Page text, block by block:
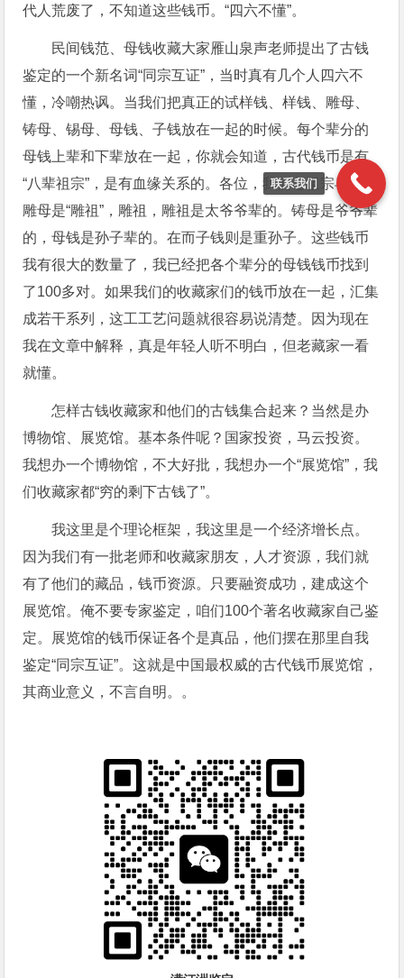
代人荒废了，不知道这些钱币。“四六不懂”。
民间钱范、母钱收藏大家雁山泉声老师提出了古钱
鉴定的一个新名词“同宗互证”，当时真有几个人四六不
懂，冷嘲热讽。当我们把真正的试样钱、样钱、雕母、
铸母、锡母、母钱、子钱放在一起的时候。每个辈分的
母钱上辈和下辈放在一起，你就会知道，古代钱币是有
“八辈祖宗”，是有血缘关系的。​各位，我们老祖宗早就说
雕母是“雕祖”，雕祖，雕祖是太爷爷辈的。铸母是爷爷辈
的，母钱是孙子辈的。在而子钱则是重孙子。这些钱币
我有很大的数量了，我已经把各个辈分的母钱钱币找到
了100多对。如果我们的收藏家们的钱币放在一起，汇集
成若干系列，这工工艺问题就很容易说清楚。因为现在
我在文章中解释，真是年轻人听不明白，但老藏家一看
就懂。
怎样古钱收藏家和他们的古钱集合起来？​当然是办
博物馆、展览馆。基本条件呢？国家投资，马云投资。
我想办一个博物馆，不大好批，我想办一个“展览馆”，我
们收藏家都“穷的剩下古钱了”。
我这里是个理论框架，我这里是一个经济增长点。
因为我们有一批老师和收藏家朋友，人才资源，我们就
有了他们的藏品，钱币资源。只要融资成功，建成这个
展览馆。俺不要专家鉴定，咱们100个著名收藏家自己鉴
定。展览馆的钱币保证各个是真品，他们摆在那里自我
鉴定“同宗互证”。​这就是中国最权威的古代钱币展览馆，
其商业意义，不言自明。。
联系我们